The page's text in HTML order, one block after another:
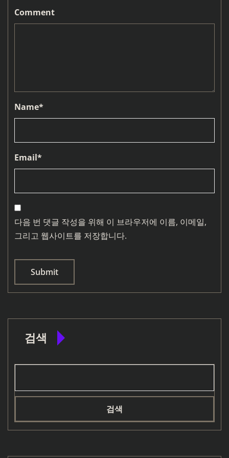
Comment
Name*
Email*
다음 번 댓글 작성을 위해 이 브라우저에 이름, 이메일,
그리고 웹사이트를 저장합니다.
검색
검색